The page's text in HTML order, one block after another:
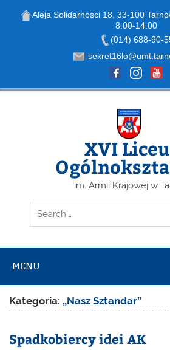
Aleja Solidarności 18, 33-100
8.00-14.00
(014) 688-90-
Skip
XVI
im. Armii Krajowej w
MENU
Kategoria: „Nasz Sztandar”
Spadkobiercy idei AK